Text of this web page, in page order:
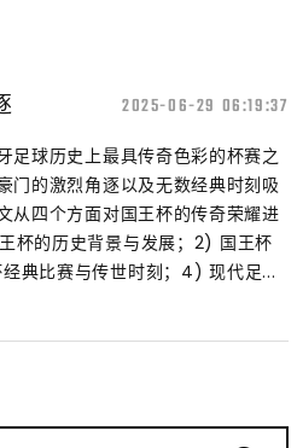
2025-06-29 06:19:37
足球历史上最具传奇色彩的杯赛之
门的激烈角逐以及无数经典时刻吸
从四个方面对国王杯的传奇荣耀进
杯的历史背景与发展；2) 国王杯
典比赛与传世时刻；4) 现代足...